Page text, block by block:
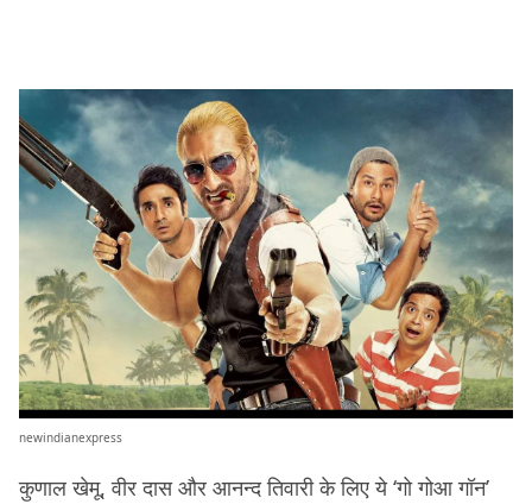
newindianexpress
कुणाल खेमू, वीर दास और आनन्द तिवारी के लिए ये ‘गो गोआ गॉन’